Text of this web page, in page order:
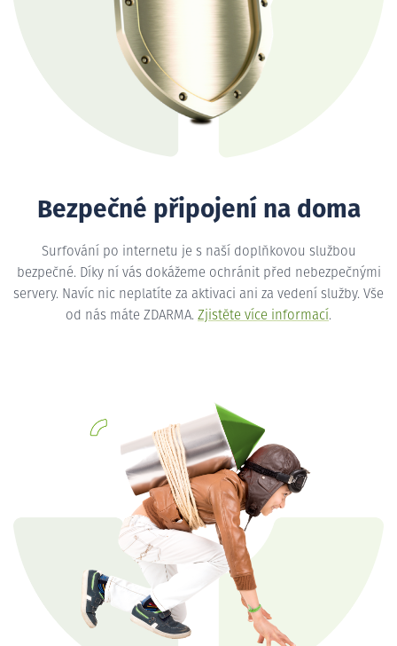
Bezpečné připojení na doma
Surfování po internetu je s naší doplňkovou službou
bezpečné. Díky ní vás dokážeme ochránit před nebezpečnými
servery. Navíc nic neplatíte za aktivaci ani za vedení služby. Vše
od nás máte ZDARMA. Zjistěte více informací.